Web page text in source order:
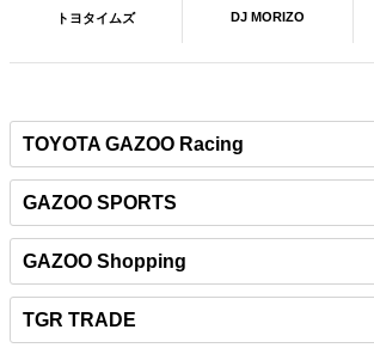
トヨタイムズ DJ MORIZO
TOYOTA GAZOO Racing
GAZOO SPORTS
GAZOO Shopping
TGR TRADE